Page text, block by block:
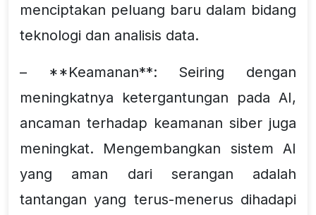
menciptakan peluang baru dalam bidang
teknologi dan analisis data.
– **Keamanan**: Seiring dengan
meningkatnya ketergantungan pada AI,
ancaman terhadap keamanan siber juga
meningkat. Mengembangkan sistem AI
yang aman dari serangan adalah
tantangan yang terus-menerus dihadapi